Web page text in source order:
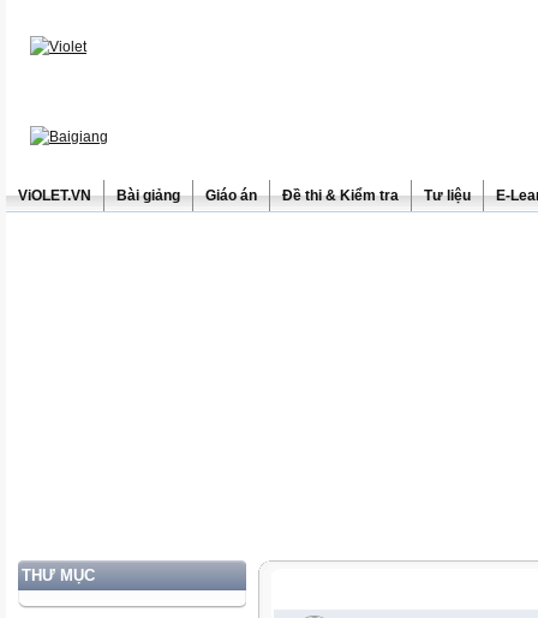
ViOLET.VN Bài giảng Giáo án Đề thi & Kiểm tra Tư liệu E-
THƯ MỤC